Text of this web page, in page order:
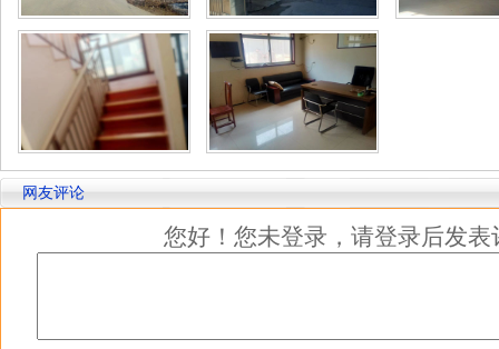
网友评论
您好！您未登录，请登录后发